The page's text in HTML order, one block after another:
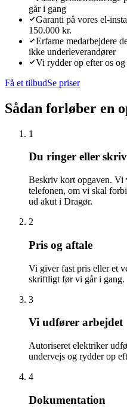
går i gang
Garanti på vores el-
150.000 kr.
Erfarne medarbejdere
ikke underleverandører
Vi rydder op efter os
Få et tilbudSe priser
Sådan forløber en
1
Du ringer eller
Beskriv kort opgaven. Vi
telefonen, om vi skal
ud akut i Dragør.
2
Pris og aftale
Vi giver fast pris eller et
skriftligt før vi går i gang.
3
Vi udfører arbejdet
Autoriseret elektriker
undervejs og rydder op
4
Dokumentation